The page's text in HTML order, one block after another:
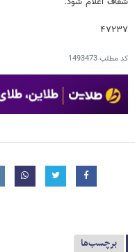
۴۷۲۳۷
کد مطلب1493473
برچسب‌ها